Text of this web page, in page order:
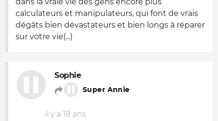
calculateurs et manipulateurs, qui font de vrais
dégâts bien dévastateurs et bien longs à réparer
sur votre vie(...)
Sophie
Super Annie
il y a 18 ans